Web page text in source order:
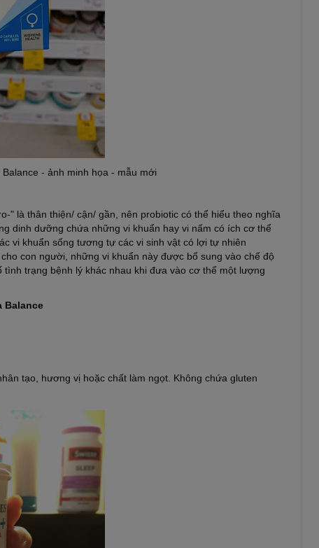
- ảnh minh họa - mẫu mới
" là thân thiện/ cận/ gần, nên probiotic có thể hiểu theo nghĩa
dinh dưỡng chứa những vi khuẩn hay vi nấm có ích cơ thể
vi khuẩn sống tương tự các vi sinh vật có lợi tự nhiên
con người, những vi khuẩn này được bổ sung vào chế độ
trạng bệnh lý khác nhau khi đưa vào cơ thể một lượng
Balance
tạo, hương vị hoặc chất làm ngọt. Không chứa gluten